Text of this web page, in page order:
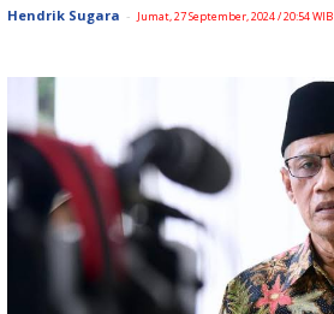
Hendrik Sugara - Jumat, 27 September, 2024 / 20:54 WIB